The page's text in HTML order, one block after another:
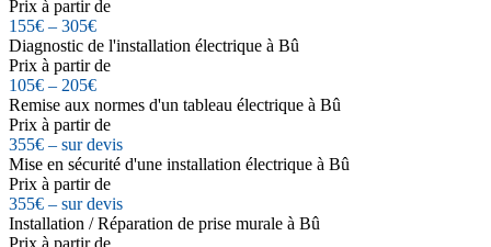
Prix à partir de
155€ – 305€
Diagnostic de l'installation électrique à Bû
Prix à partir de
105€ – 205€
Remise aux normes d'un tableau électrique à Bû
Prix à partir de
355€ – sur devis
Mise en sécurité d'une installation électrique à Bû
Prix à partir de
355€ – sur devis
Installation / Réparation de prise murale à Bû
Prix à partir de